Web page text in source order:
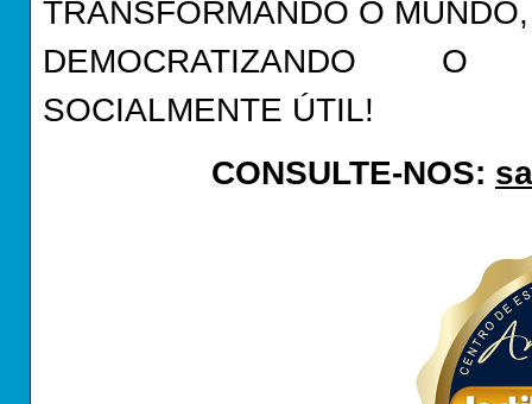
TRANSFORMANDO O
DEMOCRATIZANDO O
SOCIALMENTE ÚTIL!
CONSULTE-NOS: